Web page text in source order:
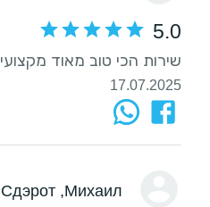
5.0
‏שירות הכי טוב מאוד מקצועי
17.07.2025
Михаил
, Сдэрот